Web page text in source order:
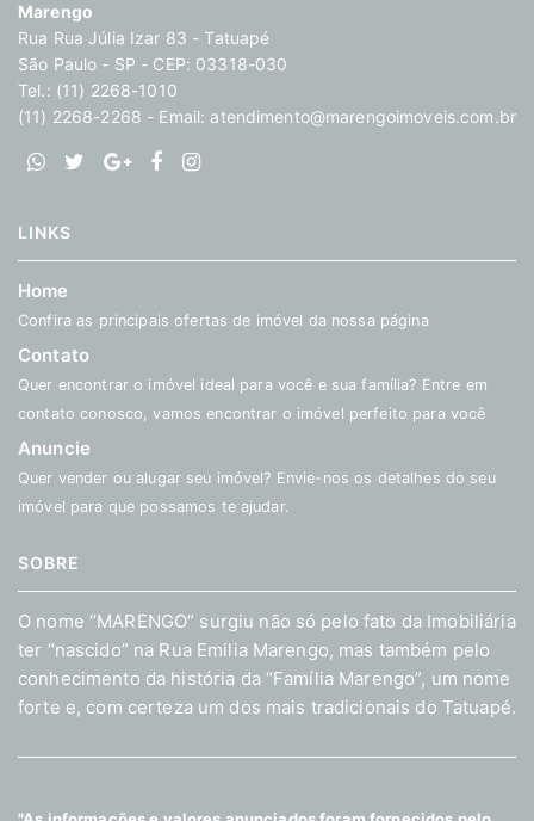
Marengo
Rua Rua Júlia Izar 83 - Tatuapé
São Paulo - SP - CEP: 03318-030
Tel.: (11) 2268-1010
(11) 2268-2268 - Email: atendimento@marengoimoveis.com.br
LINKS
Home
Confira as principais ofertas de imóvel da nossa página
Contato
Quer encontrar o imóvel ideal para você e sua família? Entre em
contato conosco, vamos encontrar o imóvel perfeito para você
Anuncie
Quer vender ou alugar seu imóvel? Envie-nos os detalhes do seu
imóvel para que possamos te ajudar.
SOBRE
O nome “MARENGO” surgiu não só pelo fato da Imobiliária
ter “nascido” na Rua Emilia Marengo, mas também pelo
conhecimento da história da “Família Marengo”, um nome
forte e, com certeza um dos mais tradicionais do Tatuapé.